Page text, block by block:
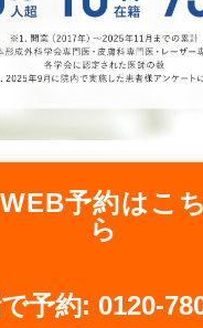
WEB予約はこち
ら
予約: 0120-